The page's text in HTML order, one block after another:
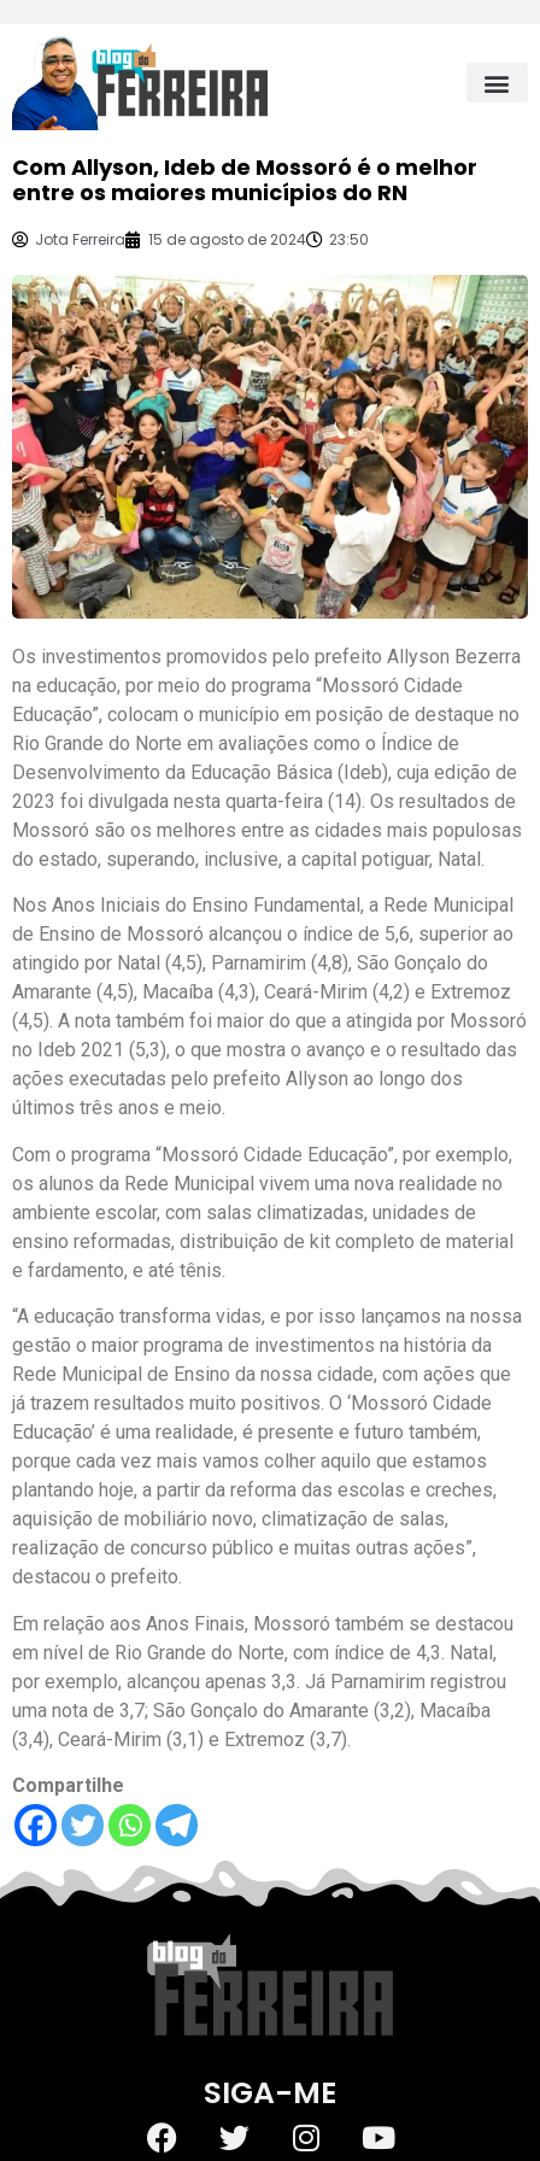
Com Allyson, Ideb de Mossoró é o melhor
entre os maiores municípios do RN
Jota Ferreira 15 de agosto de 2024 23:50
Os investimentos promovidos pelo prefeito Allyson Bezerra
na educação, por meio do programa “Mossoró Cidade
Educação”, colocam o município em posição de destaque no
Rio Grande do Norte em avaliações como o Índice de
Desenvolvimento da Educação Básica (Ideb), cuja edição de
2023 foi divulgada nesta quarta-feira (14). Os resultados de
Mossoró são os melhores entre as cidades mais populosas
do estado, superando, inclusive, a capital potiguar, Natal.
Nos Anos Iniciais do Ensino Fundamental, a Rede Municipal
de Ensino de Mossoró alcançou o índice de 5,6, superior ao
atingido por Natal (4,5), Parnamirim (4,8), São Gonçalo do
Amarante (4,5), Macaíba (4,3), Ceará-Mirim (4,2) e Extremoz
(4,5). A nota também foi maior do que a atingida por Mossoró
no Ideb 2021 (5,3), o que mostra o avanço e o resultado das
ações executadas pelo prefeito Allyson ao longo dos
últimos três anos e meio.
Com o programa “Mossoró Cidade Educação”, por exemplo,
os alunos da Rede Municipal vivem uma nova realidade no
ambiente escolar, com salas climatizadas, unidades de
ensino reformadas, distribuição de kit completo de material
e fardamento, e até tênis.
“A educação transforma vidas, e por isso lançamos na nossa
gestão o maior programa de investimentos na história da
Rede Municipal de Ensino da nossa cidade, com ações que
já trazem resultados muito positivos. O ‘Mossoró Cidade
Educação’ é uma realidade, é presente e futuro também,
porque cada vez mais vamos colher aquilo que estamos
plantando hoje, a partir da reforma das escolas e creches,
aquisição de mobiliário novo, climatização de salas,
realização de concurso público e muitas outras ações”,
destacou o prefeito.
Em relação aos Anos Finais, Mossoró também se destacou
em nível de Rio Grande do Norte, com índice de 4,3. Natal,
por exemplo, alcançou apenas 3,3. Já Parnamirim registrou
uma nota de 3,7; São Gonçalo do Amarante (3,2), Macaíba
(3,4), Ceará-Mirim (3,1) e Extremoz (3,7).
Compartilhe
SIGA-ME